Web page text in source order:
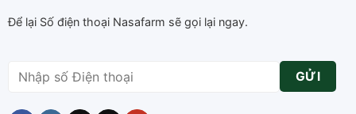
Để lại Số điện thoại Nasafarm sẽ gọi lại ngay.